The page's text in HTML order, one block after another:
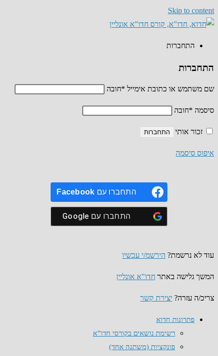
Skip to content
התחברות
התחברות
שם משתמש או כתובת אימייל *חובה
סיסמה *חובה
זכור אותי התחברות
איפוס סיסמה
התחברו עם Facebook
התחברו עם Google
עוד לא נרשמת? הירשמ/י עכשיו
המשך גלישה באתר חדו"א אונליין
צריכ/ה עזרה? יצירת קשר
פתרונות חדוא
רשימת נושאים בקורסי חדו”א
פונקציות (משתנה אחד)